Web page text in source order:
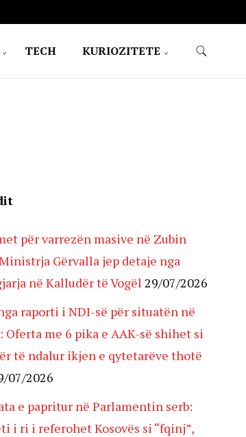
TECH KURIOZITETE
për varrezën masive në Zubin
Gërvalla jep detaje nga
në Kalludër të Vogël 29/07/2026
raporti i NDI-së për situatën në
Oferta me 6 pika e AAK-së shihet si
të ndalur ikjen e qytetarëve thotë
07/2026
e papritur në Parlamentin serb:
i ri i referohet Kosovës si “fqinj”,